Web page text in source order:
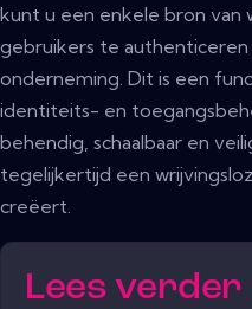
kunt u een enkele bron van
gebruikers te
onderneming. Dit is een
identiteits- en
behendig, schaalbaar en
tegelijkertijd een
creëert.
Lees verder